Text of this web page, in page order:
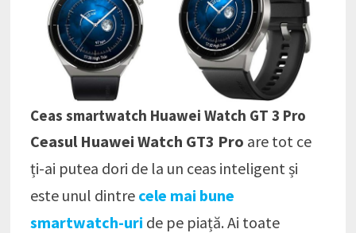
Ceas smartwatch Huawei Watch GT 3 Pro
Ceasul Huawei Watch GT3 Pro are tot ce
ți-ai putea dori de la un ceas inteligent și
este unul dintre cele mai bune
smartwatch-uri de pe piață. Ai toate